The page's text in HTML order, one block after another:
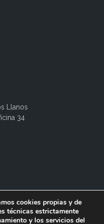
Llanos
34
cookies propias y de
técnicas estrictamente
y los servicios del